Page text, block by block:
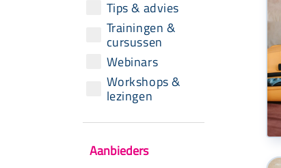
Tips & advies
Trainingen &
cursussen
Webinars
Workshops &
lezingen
Aanbieders